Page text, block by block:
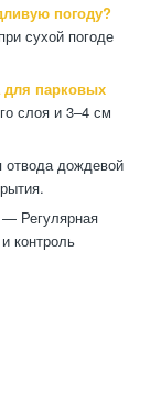
погоду?
сухой погоде
парковых
слоя и 3–4 см
дождевой
— Регулярная
контроль